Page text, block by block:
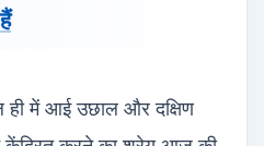
ही में आई उछाल और दक्षिण